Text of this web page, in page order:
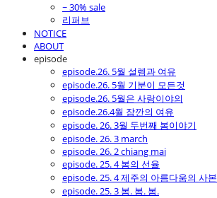
~ 30% sale
리퍼브
NOTICE
ABOUT
episode
episode.26. 5월 설렘과 여유
episode.26. 5월 기분이 모든것
episode.26. 5월은 사랑이야의
episode.26.4월 잠깐의 여유
episode. 26. 3월 두번째 봄이야기
episode. 26. 3 march
episode. 26. 2 chiang mai
episode. 25. 4 봄의 선율
episode. 25. 4 제주의 아름다움의 사본
episode. 25. 3 봄. 봄. 봄.